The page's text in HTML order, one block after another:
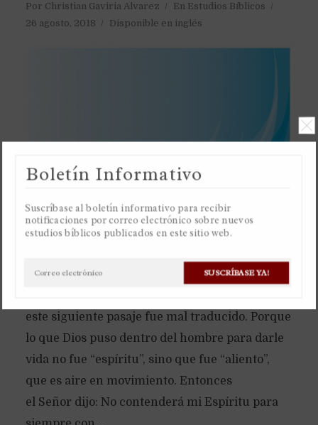
Por Christian Gaviria Alvarez En Estudios Bíblicos
26 agosto, 2018
Disponible en inglés
La palabra en español “espíritu” no existe en los
este siguiente pasaje fue mal traducido. Porque
lo que Dios puso dentro del hombre para darle
vida no fue “espíritu”, sino que fue “aliento”,
que es aire en movimiento. Entonces
el Señor dijo: No contenderá mi Espíritu para
SUSCRÍBASE YA!
Boletín Informativo
Suscríbase al boletín informativo para recibir
notificaciones por correo electrónico sobre nuevos
estudios bíblicos publicados en este sitio web.